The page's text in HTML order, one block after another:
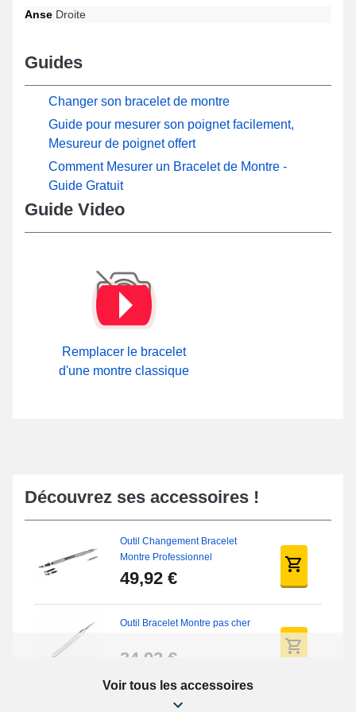
Anse Droite
Guides
Changer son bracelet de montre
Guide pour mesurer son poignet facilement,
Mesureur de poignet offert
Comment Mesurer un Bracelet de Montre -
Guide Gratuit
Guide Video
Remplacer le bracelet
d'une montre classique
Découvrez ses accessoires !
Outil Changement Bracelet
Montre Professionnel
49,92 €
Outil Bracelet Montre pas cher
34,92 €
Kit Réparation Montre Débutant
Voir tous les accessoires